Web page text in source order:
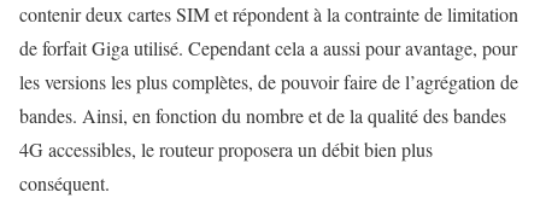
contenir deux cartes SIM et répondent à la contrainte de limitation
de forfait Giga utilisé. Cependant cela a aussi pour avantage, pour
les versions les plus complètes, de pouvoir faire de l’agrégation de
bandes. Ainsi, en fonction du nombre et de la qualité des bandes
4G accessibles, le routeur proposera un débit bien plus
conséquent.